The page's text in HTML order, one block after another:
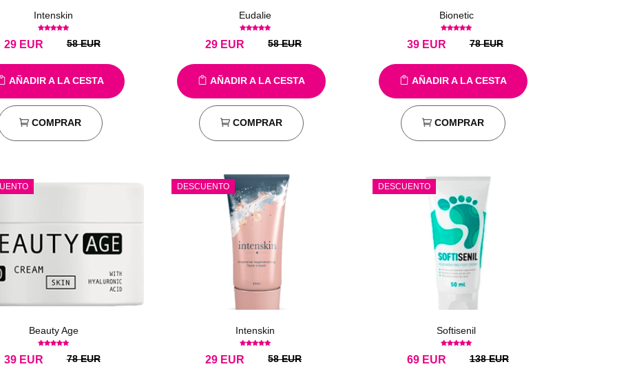
Intenskin
EUR
29 58 EUR
AÑADIR A LA CESTA
COMPRAR
Eudalie
EUR
29 58 EUR
AÑADIR A LA CESTA
COMPRAR
Bionetic
EUR
39 78 EUR
AÑADIR A LA CESTA
COMPRAR
Beauty Age
EUR
39 78 EUR
DESCUENTO
Intenskin
EUR
29 58 EUR
DESCUENTO
Softisenil
EUR
69 138 EUR